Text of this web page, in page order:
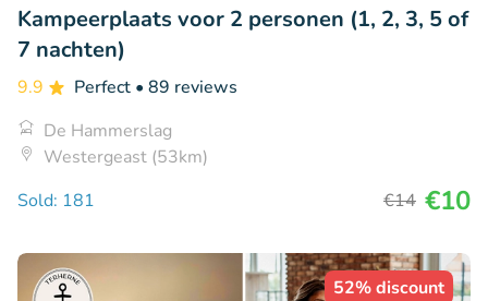
Kampeerplaats voor 2 personen (1, 2, 3, 5 of
7 nachten)
9.9 Perfect • 89 reviews
De Hammerslag
Westergeast (53km)
Sold: 181
€14 €10
52% discount